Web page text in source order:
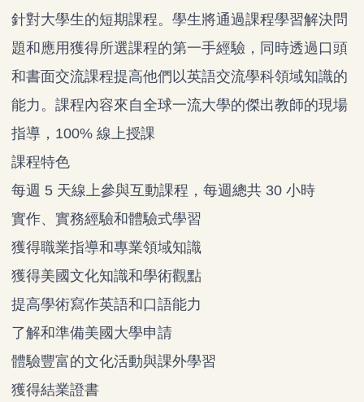
針對大學生的短期課程。學生將通過課程學習解決問
題和應用獲得所選課程的第一手經驗，同時透過口頭
和書面交流課程提高他們以英語交流學科領域知識的
能力。課程內容來自全球一流大學的傑出教師的現場
指導，100% 線上授課
課程特色
每週 5 天線上參與互動課程，每週總共 30 小時
實作、實務經驗和體驗式學習
獲得職業指導和專業領域知識
獲得美國文化知識和學術觀點
提高學術寫作英語和口語能力
了解和準備美國大學申請
體驗豐富的文化活動與課外學習
獲得結業證書